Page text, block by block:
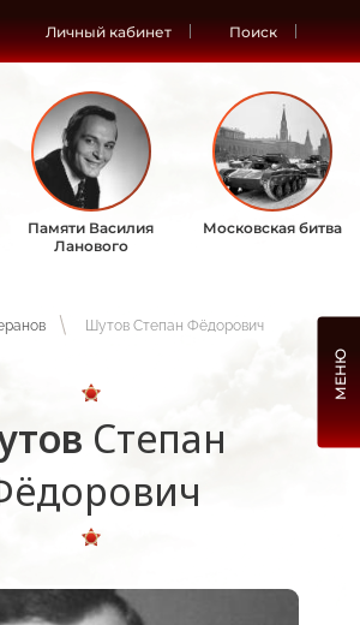
Личный кабинет Поиск
Памяти Василия
Ланового
Московская битва
Шутов Степан Фёдорович
Степан
МЕНЮ